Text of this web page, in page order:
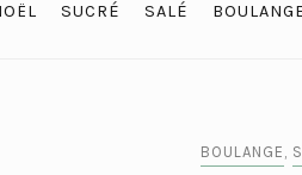
SUCRÉ SALÉ
BOULANGE